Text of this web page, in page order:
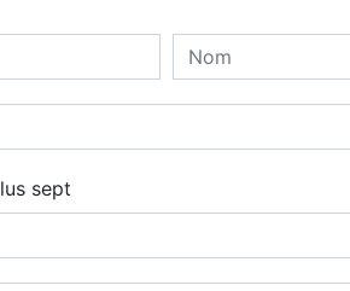
sept